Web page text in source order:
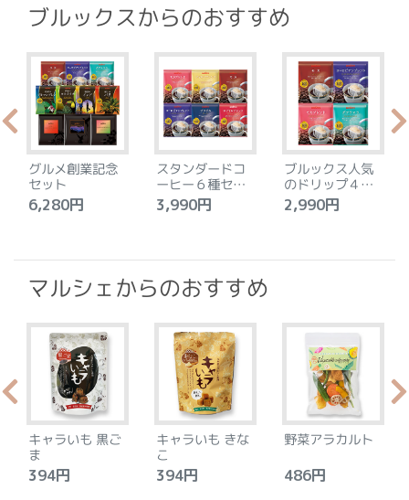
ブルックスからのおすすめ
グルメ創業記念
セット
6,280円
スタンダードコ
ーヒー６種セッ
ト
3,990円
ブルックス人気
のドリップ４種
セット
2,990円
マルシェからのおすすめ
キャラいも 黒ご
ま
394円
キャラいも きな
こ
394円
野菜アラカルト
486円